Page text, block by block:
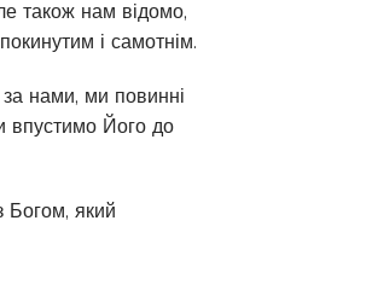
також нам відомо,
і самотнім.
за нами, ми повинні
впустимо Його до
Богом, який